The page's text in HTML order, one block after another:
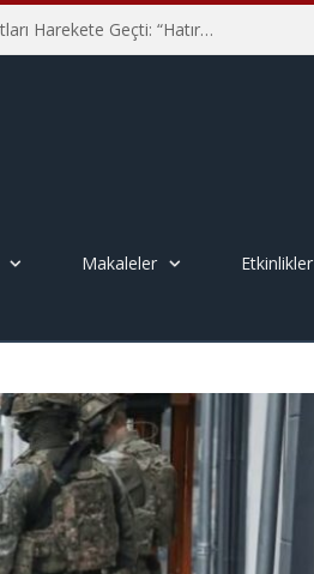
Hiroşima’nın 81. Yılında İtalyan Savaş Karşıtları Harekete Geçti: “Hatırlamak yeterli değil”
Makaleler Etkinlikler